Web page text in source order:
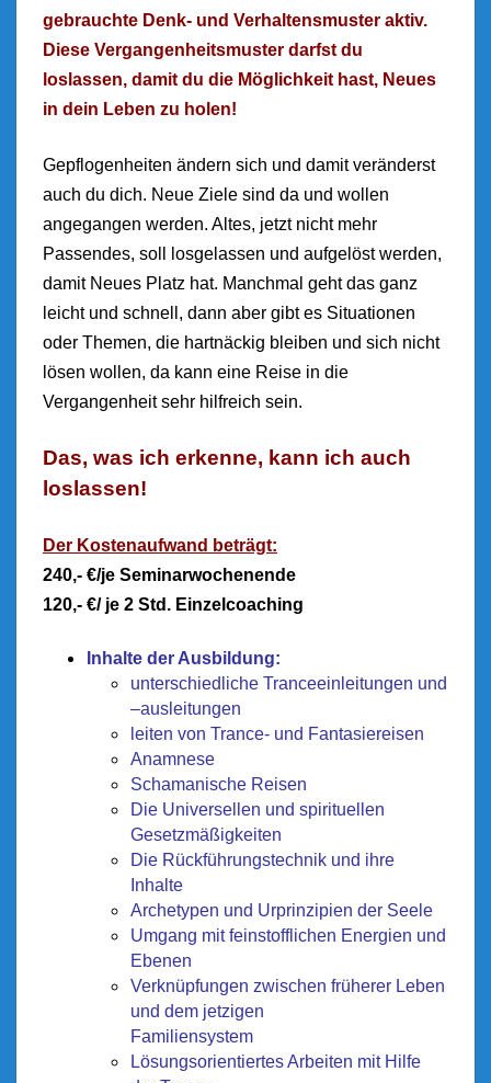
gebrauchte Denk- und Verhaltensmuster aktiv.
Diese Vergangenheitsmuster darfst du
loslassen, damit du die Möglichkeit hast, Neues
in dein Leben zu holen!
Gepflogenheiten ändern sich und damit veränderst
auch du dich. Neue Ziele sind da und wollen
angegangen werden. Altes, jetzt nicht mehr
Passendes, soll losgelassen und aufgelöst werden,
damit Neues Platz hat. Manchmal geht das ganz
leicht und schnell, dann aber gibt es Situationen
oder Themen, die hartnäckig bleiben und sich nicht
lösen wollen, da kann eine Reise in die
Vergangenheit sehr hilfreich sein.
Das, was ich erkenne, kann ich auch
loslassen!
Der Kostenaufwand beträgt:
240,- €/je Seminarwochenende
120,- €/ je 2 Std. Einzelcoaching
Inhalte der Ausbildung:
unterschiedliche Tranceeinleitungen und
–ausleitungen
leiten von Trance- und Fantasiereisen
Anamnese
Schamanische Reisen
Die Universellen und spirituellen
Gesetzmäßigkeiten
Die Rückführungstechnik und ihre
Inhalte
Archetypen und Urprinzipien der Seele
Umgang mit feinstofflichen Energien und
Ebenen
Verknüpfungen zwischen früherer Leben
und dem jetzigen
Familiensystem
Lösungsorientiertes Arbeiten mit Hilfe